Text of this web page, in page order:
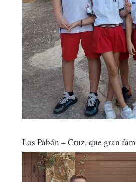
Los Pabón – Cruz, que gran